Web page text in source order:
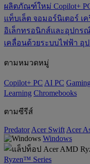
ผลิตภัณฑ์ใหม่ Copilot+
แท็บเล็ต จอมอร์นิเตอร์ เ
อิเล็กทรอนิกส์และอุปกรณ์
เคลื่อนด้วยระบบไฟฟ้า อุ
ตามหมวดหมู่
Copilot+ PC AI PC Gaming
‌Learning Chromebooks
ตามซีรีส์
Predator Acer Swift Acer
Windows
Ryzen™ Series